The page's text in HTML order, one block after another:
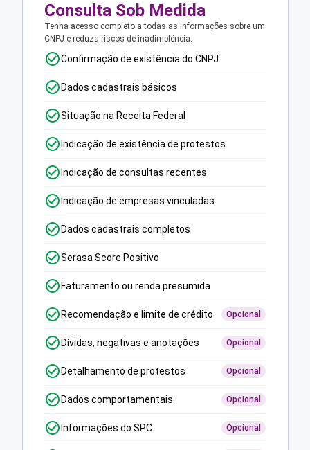
Consulta Sob Medida
Tenha acesso completo a todas as informações sobre um
CNPJ e reduza riscos de inadimplência.
Confirmação de existência do CNPJ
Dados cadastrais básicos
Situação na Receita Federal
Indicação de existência de protestos
Indicação de consultas recentes
Indicação de empresas vinculadas
Dados cadastrais completos
Serasa Score Positivo
Faturamento ou renda presumida
Recomendação e limite de crédito Opcional
Dívidas, negativas e anotações Opcional
Detalhamento de protestos Opcional
Dados comportamentais Opcional
Informações do SPC Opcional